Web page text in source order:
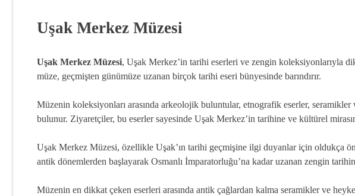
Uşak Merkez Müzesi
Uşak Merkez Müzesi, Uşak Merkez’in tarihi eserleri ve zengin koleksiyonlarıyla
müze, geçmişten günümüze uzanan birçok tarihi eseri bünyesinde barındırır.
Müzenin koleksiyonları arasında arkeolojik buluntular, etnografik eserler,
bulunur. Ziyaretçiler, bu eserler sayesinde Uşak Merkez’in tarihine ve kültürel
Uşak Merkez Müzesi, özellikle Uşak’ın tarihi geçmişine ilgi duyanlar için oldukça
antik dönemlerden başlayarak Osmanlı İmparatorluğu’na kadar uzanan zengin
Müzenin en dikkat çeken eserleri arasında antik çağlardan kalma seramikler ve